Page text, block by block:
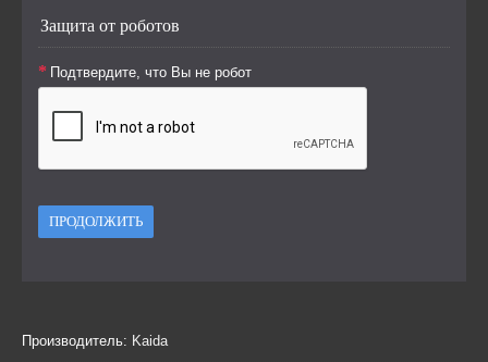
Защита от роботов
Подтвердите, что Вы не робот
ПРОДОЛЖИТЬ
Производитель: Kaida